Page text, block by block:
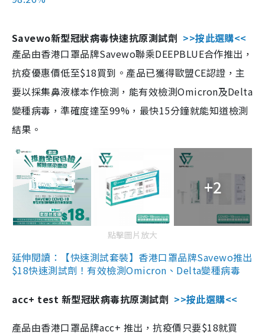
Savewo新型冠狀病毒快速抗原測試劑 >>按此選購<<
產品由香港口罩品牌Savewo聯乘DEEPBLUE合作推出，
抗疫優惠價低至$18買到。產品已獲得歐盟CE認證，主
要以採集鼻液樣本作檢測，能有效檢測Omicron及Delta
變種病毒，準確度達至99%，最快15分鐘就能知道檢測
結果。
+2
點擊圖片放大
延伸閱讀：【快速測試套裝】香港口罩品牌Savewo推出
$18快速測試劑！有效檢測Omicron、Delta變種病毒
acc+ test 新型冠狀病毒抗原測試劑 >>按此選購<<
產品由香港口罩品牌acc+ 推出，抗疫價只要$18就買